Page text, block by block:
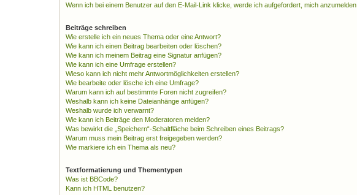
Wenn ich bei einem Benutzer auf den E-Mail-Link klicke, werde ich aufgefordert, mich anzumelden.
Beiträge schreiben
Wie erstelle ich ein neues Thema oder eine Antwort?
Wie kann ich einen Beitrag bearbeiten oder löschen?
Wie kann ich meinem Beitrag eine Signatur anfügen?
Wie kann ich eine Umfrage erstellen?
Wieso kann ich nicht mehr Antwortmöglichkeiten erstellen?
Wie bearbeite oder lösche ich eine Umfrage?
Warum kann ich auf bestimmte Foren nicht zugreifen?
Weshalb kann ich keine Dateianhänge anfügen?
Weshalb wurde ich verwarnt?
Wie kann ich Beiträge den Moderatoren melden?
Was bewirkt die „Speichern“-Schaltfläche beim Schreiben eines Beitrags?
Warum muss mein Beitrag erst freigegeben werden?
Wie markiere ich ein Thema als neu?
Textformatierung und Thementypen
Was ist BBCode?
Kann ich HTML benutzen?